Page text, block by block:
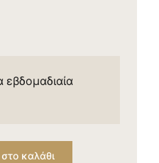
εβδομαδιαία
καλάθι